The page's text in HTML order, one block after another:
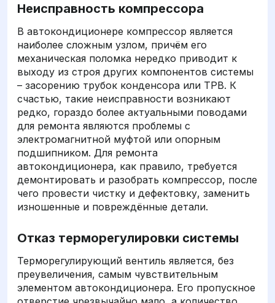
Неисправность компрессора
В автокондиционере компрессор является
наиболее сложным узлом, причём его
механическая поломка нередко приводит к
выходу из строя других компонентов системы
– засорению трубок конденсора или ТРВ. К
счастью, такие неисправности возникают
редко, гораздо более актуальными поводами
для ремонта являются проблемы с
электромагнитной муфтой или опорным
подшипником. Для ремонта
автокондиционера, как правило, требуется
демонтировать и разобрать компрессор, после
чего провести чистку и дефектовку, заменить
изношенные и повреждённые детали.
Отказ терморегулировки системы
Терморегулирующий вентиль является, без
преувеличения, самым чувствительным
элементом автокондиционера. Его пропускное